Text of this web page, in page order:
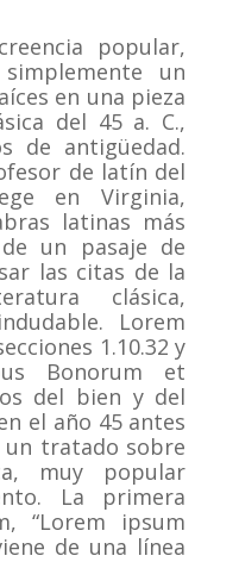
popular,
un
en una pieza
del 45 a. C.,
de antigüedad.
de latín del
en Virginia,
latinas más
un pasaje de
las citas de la
clásica,
Lorem
1.10.32 y
Bonorum et
del bien y del
el año 45 antes
un tratado sobre
muy popular
La primera
“Lorem ipsum
de una línea